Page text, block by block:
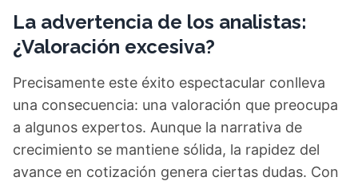
La advertencia de los analistas:
¿Valoración excesiva?
Precisamente este éxito espectacular conlleva
una consecuencia: una valoración que preocupa
a algunos expertos. Aunque la narrativa de
crecimiento se mantiene sólida, la rapidez del
avance en cotización genera ciertas dudas. Con